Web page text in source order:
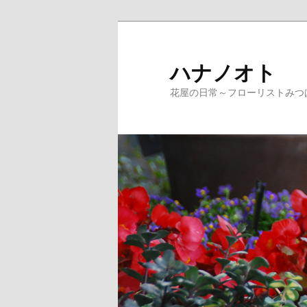
ハナノオト
花屋の日常～フローリストみつ